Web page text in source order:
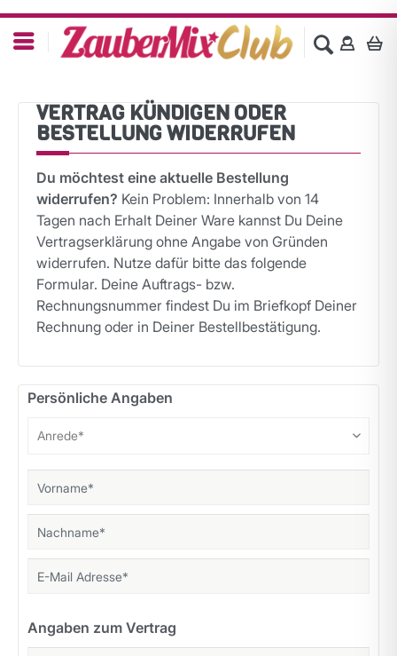
VERTRAG KÜNDIGEN ODER
BESTELLUNG WIDERRUFEN
Du möchtest eine aktuelle Bestellung
widerrufen? Kein Problem: Innerhalb von 14
Tagen nach Erhalt Deiner Ware kannst Du Deine
Vertragserklärung ohne Angabe von Gründen
widerrufen. Nutze dafür bitte das folgende
Formular. Deine Auftrags- bzw.
Rechnungsnummer findest Du im Briefkopf Deiner
Rechnung oder in Deiner Bestellbestätigung.
Persönliche Angaben
Angaben zum Vertrag